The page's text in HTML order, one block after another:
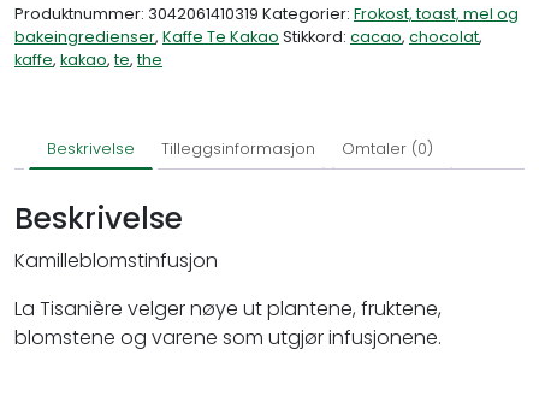
Produktnummer: 3042061410319 Kategorier: Frokost, toast, mel og
bakeingredienser, Kaffe Te Kakao Stikkord: cacao, chocolat,
kaffe, kakao,te,the
Beskrivelse Tilleggsinformasjon Omtaler (0)
Beskrivelse
Kamilleblomstinfusjon
La Tisanière velger nøye ut plantene, fruktene,
blomstene og varene som utgjør infusjonene.